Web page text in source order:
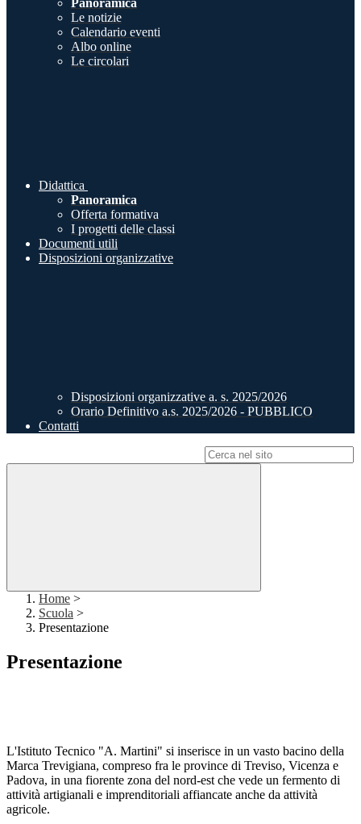
Panoramica
Le notizie
Calendario eventi
Albo online
Le circolari
Didattica
Panoramica
Offerta formativa
I progetti delle classi
Documenti utili
Disposizioni organizzative
Disposizioni organizzative a. s. 2025/2026
Orario Definitivo a.s. 2025/2026 - PUBBLICO
Contatti
Home >
Scuola >
Presentazione
Presentazione
L'Istituto Tecnico "A. Martini" si inserisce in un vasto bacino della
Marca Trevigiana, compreso fra le province di Treviso, Vicenza e
Padova, in una fiorente zona del nord-est che vede un fermento di
attività artigianali e imprenditoriali affiancate anche da attività
agricole.